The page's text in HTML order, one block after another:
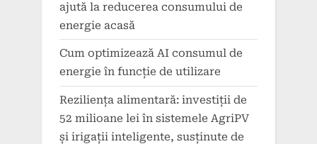
ajută la reducerea consumului de
energie acasă
Cum optimizează AI consumul de
energie în funcție de utilizare
Reziliența alimentară: investiții de
52 milioane lei în sistemele AgriPV
și irigații inteligente, susținute de